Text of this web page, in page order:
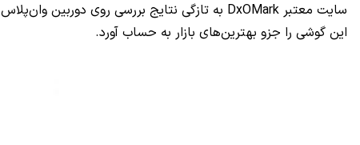
سایت معتبر DxOMark به تازگی نتایج بررسی روی دوربین وان‌پلاس 5 را منتشر کرده است. بر اساس گزارش
این گوشی را جزو بهترین‌های بازار به حساب آورد.